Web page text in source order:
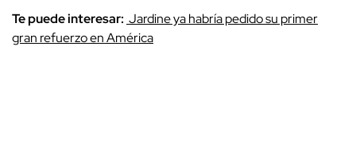
Te puede interesar: Jardine ya habría pedido su primer
gran refuerzo en América